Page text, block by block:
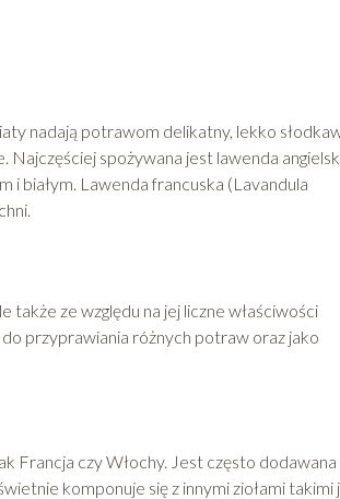
nadają potrawom delikatny, lekko
Najczęściej spożywana jest lawenda
białym. Lawenda francuska (Lavandula
ze względu na jej liczne właściwości
przyprawiania różnych potraw oraz jako
Francja czy Włochy. Jest często dodawana
komponuje się z innymi ziołami takimi